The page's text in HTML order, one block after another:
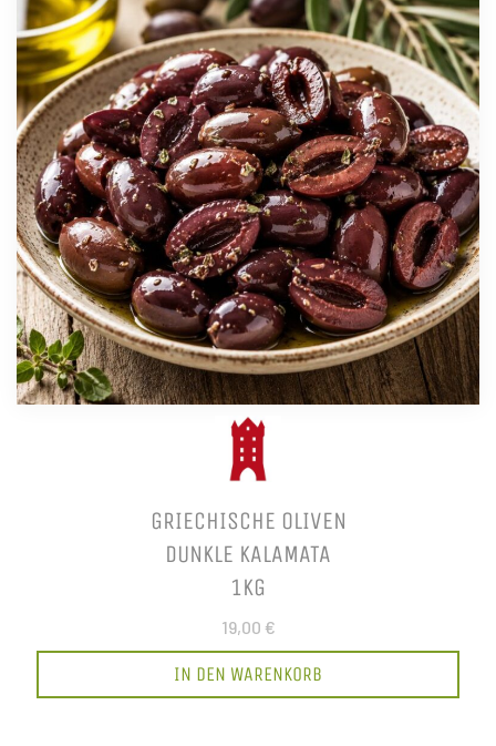
GRIECHISCHE OLIVEN
DUNKLE KALAMATA
1KG
19,00 €
IN DEN WARENKORB